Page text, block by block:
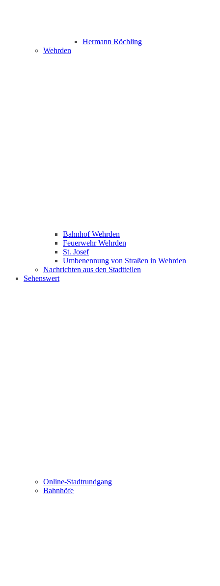
Hermann Röchling
Wehrden
Bahnhof Wehrden
Feuerwehr Wehrden
St. Josef
Umbenennung von Straßen in Wehrden
Nachrichten aus den Stadtteilen
Sehenswert
Online-Stadtrundgang
Bahnhöfe